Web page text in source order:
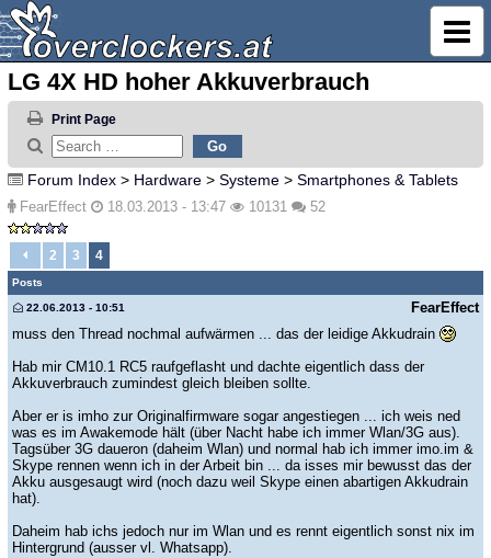
LG 4X HD hoher Akkuverbrauch
Print Page
Forum Index > Hardware > Systeme > Smartphones & Tablets
FearEffect 18.03.2013 - 13:47 10131 52
2 3 4
Posts
FearEffect
22.06.2013 - 10:51
muss den Thread nochmal aufwärmen ... das der leidige Akkudrain
Hab mir CM10.1 RC5 raufgeflasht und dachte eigentlich dass der
Akkuverbrauch zumindest gleich bleiben sollte.
Aber er is imho zur Originalfirmware sogar angestiegen ... ich weis ned
was es im Awakemode hält (über Nacht habe ich immer Wlan/3G aus).
Tagsüber 3G daueron (daheim Wlan) und normal hab ich immer imo.im &
Skype rennen wenn ich in der Arbeit bin ... da isses mir bewusst das der
Akku ausgesaugt wird (noch dazu weil Skype einen abartigen Akkudrain
hat).
Daheim hab ichs jedoch nur im Wlan und es rennt eigentlich sonst nix im
Hintergrund (ausser vl. Whatsapp).